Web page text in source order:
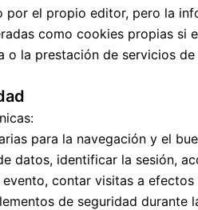
por el propio editor, pero la
como cookies propias
o la prestación de servicios
para la navegación y el
datos, identificar la sesión,
contar visitas a
de seguridad